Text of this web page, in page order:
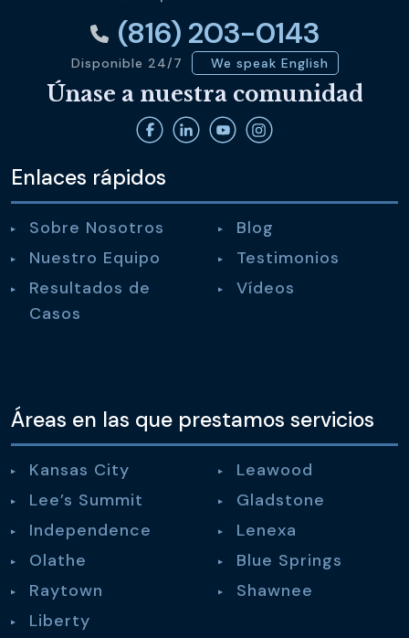
(816) 203-0143
Disponible 24/7 We speak English
Únase a nuestra comunidad
Enlaces rápidos
Sobre Nosotros
Nuestro Equipo
Resultados de
Casos
Blog
Testimonios
Vídeos
Áreas en las que prestamos servicios
Kansas City
Lee’s Summit
Independence
Olathe
Raytown
Liberty
Leawood
Gladstone
Lenexa
Blue Springs
Shawnee